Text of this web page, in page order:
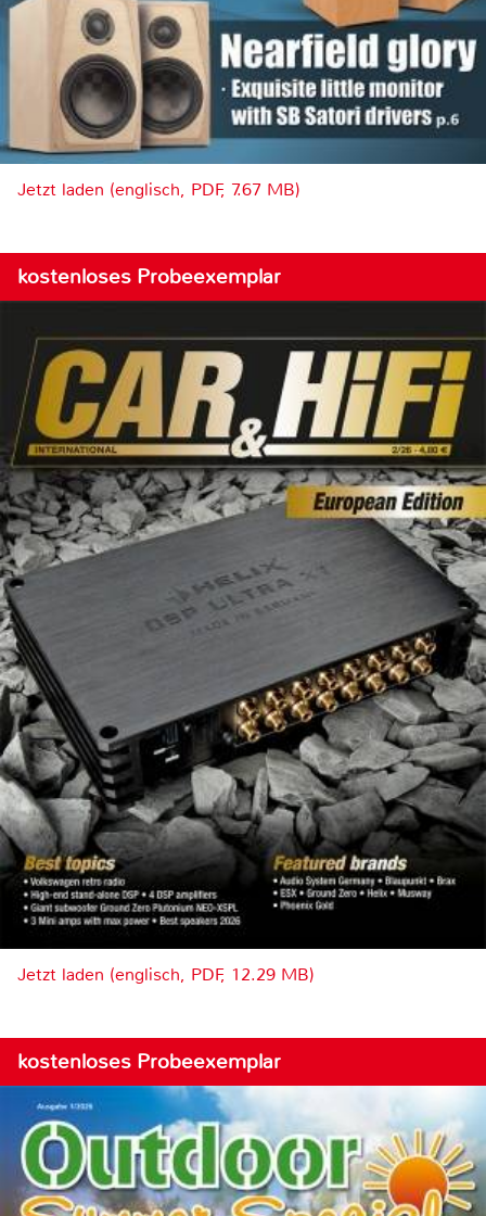
Jetzt laden (englisch, PDF, 7.67 MB)
kostenloses Probeexemplar
Jetzt laden (englisch, PDF, 12.29 MB)
kostenloses Probeexemplar